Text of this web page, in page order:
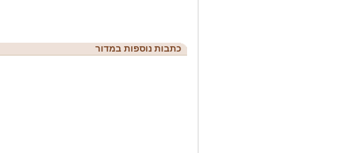
כתבות נוספות במדור